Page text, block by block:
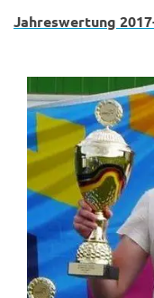
Jahreswertung